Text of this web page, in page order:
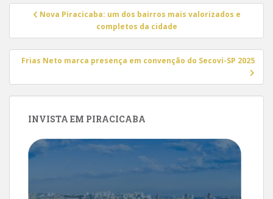
Navegação
Post
Nova Piracicaba: um dos bairros mais valorizados e
completos da cidade
Frias Neto marca presença em convenção do Secovi-SP 2025
INVISTA EM PIRACICABA